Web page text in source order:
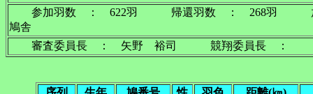
参加羽数 ： 622羽 帰還羽数 ： 268羽
鳩舎
審査委員長 ： 矢野 裕司 競翔委員長 ：